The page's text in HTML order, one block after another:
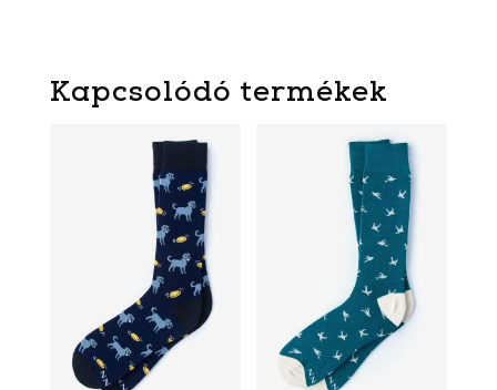
Kapcsolódó termékek